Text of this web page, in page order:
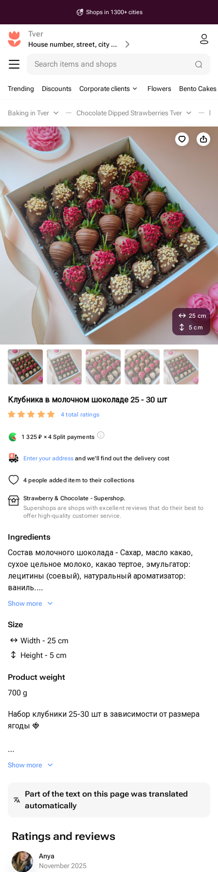
Shops in 1300+ cities
Tver
House number, street, city or postcode
Search items and shops
Trending Discounts Corporate clients Flowers Bento Cakes
Baking in Tver Chocolate Dipped Strawberries Tver
Клубника в молочном шоколаде 25 - 30 шт
4 total ratings
1 325₽ × 4 Split payments
Enter your address and we'll find out the delivery cost
4 people added item to their collections
Strawberry & Chocolate - Supershop.
Supershops are shops with excellent reviews that do their best to
offer high-quality customer service.
Ingredients
Состав молочного шоколада - Сахар, масло какао,
сухое цельное молоко, какао тертое, эмульгатор:
лецитины (соевый), натуральный ароматизатор:
ваниль.
Свежая клубника 25-30 шт
Show more
Size
Width - 25 cm
Height - 5 cm
Product weight
700 g
25 cm
5 cm
Набор клубники 25-30 шт в зависимости от размера
ягоды 🍓
Сочная и ароматная клубника в нежном молочном
Каждый набор мы упаковываем в белую эстетичную
лентой, кладём информационную карточку и
отправляем в транпортировочном пакете.
Размер коробочки: 25×25×5 см.
Show more
Part of the text on this page was translated
automatically
Ratings and reviews
Anya
November 2025